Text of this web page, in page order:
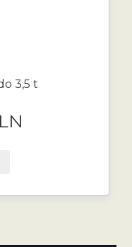
3,5 t